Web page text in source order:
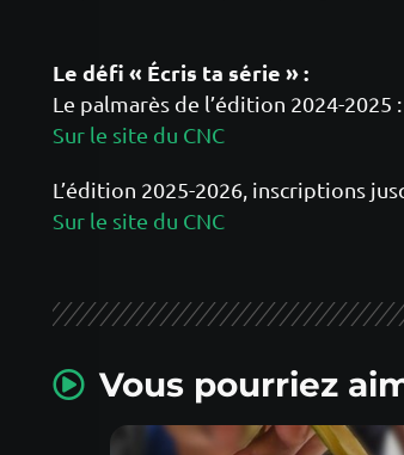
Le défi « Écris ta série » :
Le palmarès de l’édition 2024-2025 :
Sur le site du CNC
L’édition 2025-2026, inscriptions
Sur le site du CNC
Vous pourriez